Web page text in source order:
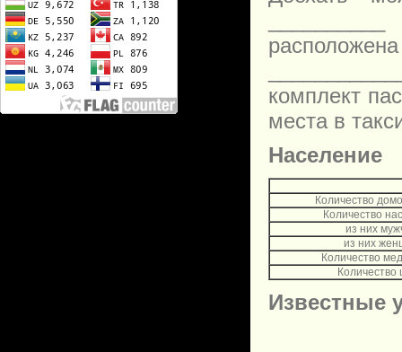
комплект
места в
Население
Количество
Количество
из них
из них
Количество
Количество
Известные